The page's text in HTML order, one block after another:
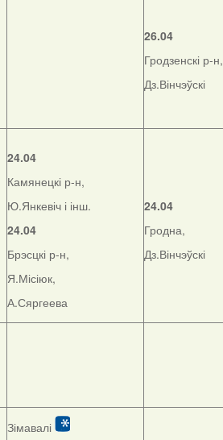
26.04
Гродзенскі р-н,
Дз.Вінчэўскі
24.04
Камянецкі р-н,
Ю.Янкевіч і інш.
24.04
Брэсцкі р-н,
Я.Місіюк,
А.Сяргеева
24.04
Гродна,
Дз.Вінчэўскі
Зімавалі